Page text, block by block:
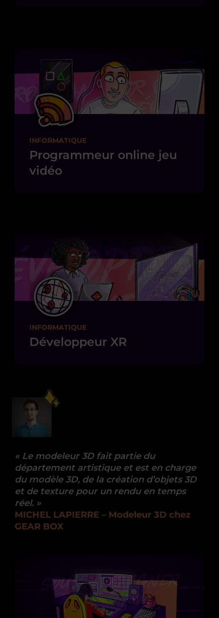
INFORMATIQUE
Programmeur online jeu
vidéo
INFORMATIQUE
Développeur XR
« Le modeleur 3D fait partie du
département artistique et est en charge
du modèle 3D, de la création d’objets 3D
et de texture pour un rendu en temps
réel. »
MICHEL LAPIERRE – Modeleur 3D chez
GEAR BOX